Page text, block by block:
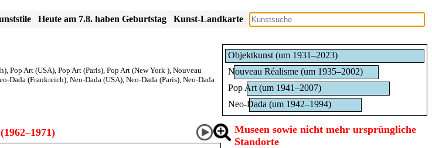
Kunst-Landkarte
Heute am 7.8. haben Geburtstag
Objektkunst (um 1931–2023)
Nouveau Réalisme (um 1935–2002)
Pop Art (um 1941–2007)
Neo-Dada (um 1942–1994)
, Pop Art (USA), Pop Art (Paris), Pop Art (New York ), Nouveau
Dada (Frankreich), Neo-Dada (USA), Neo-Dada (Paris), Neo-Dada
Museen sowie nicht mehr ursprüngliche
Standorte